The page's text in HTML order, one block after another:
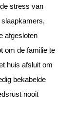
stress van
afgesloten
om de familie te
huis afsluit om
bekabelde
nooit